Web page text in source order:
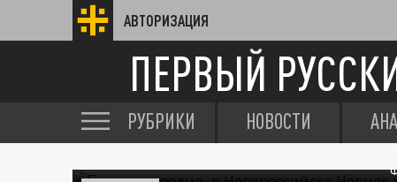
АВТОРИЗАЦИЯ
ПЕРВЫЙ
РУБРИКИ НОВОСТИ